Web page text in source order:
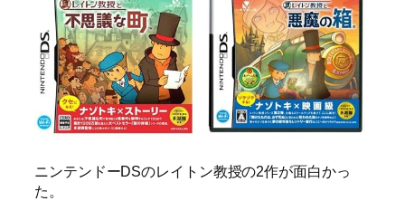
ニンテンドーDSのレイトン教授の2作が面白かっ
た。